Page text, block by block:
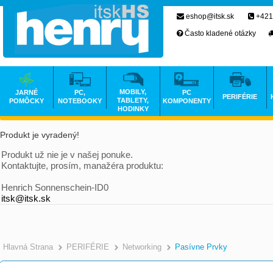
Produkt je vyradený!
Produkt už nie je v našej ponuke.
Kontaktujte, prosím, manažéra produktu:
Henrich Sonnenschein-ID0
itsk@itsk.sk
Hlavná Strana PERIFÉRIE Networking Pasívne Prvky
eshop@itsk.sk
Často kladené otázky
JARNÉ
POMÔCKY
PC,
NOTEBOOKY
MOBILY,
TABLETY,
HODINKY
PC
KOMPONENTY
PERIFÉRIE